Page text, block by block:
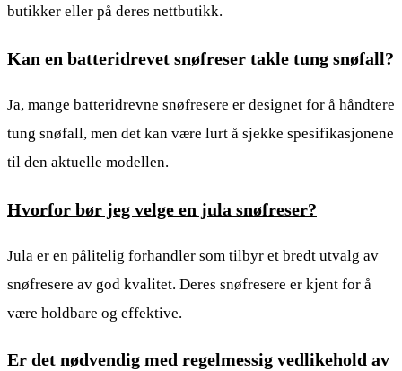
butikker eller på deres nettbutikk.
Kan en batteridrevet snøfreser takle tung snøfall?
Ja, mange batteridrevne snøfresere er designet for å håndtere
tung snøfall, men det kan være lurt å sjekke spesifikasjonene
til den aktuelle modellen.
Hvorfor bør jeg velge en jula snøfreser?
Jula er en pålitelig forhandler som tilbyr et bredt utvalg av
snøfresere av god kvalitet. Deres snøfresere er kjent for å
være holdbare og effektive.
Er det nødvendig med regelmessig vedlikehold av